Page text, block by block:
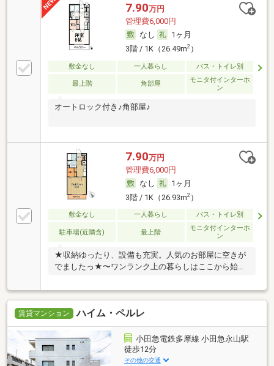
7.90万円
管理費6,000円
なし
1ヶ月
3階 / 1K（26.49m2）
敷金なし 一人暮らし バス・トイレ別
最上階 角部屋
モニタ付インターホ
ン
オートロック付き♪角部屋♪
7.90万円
管理費6,000円
なし
1ヶ月
3階 / 1K（26.93m2）
敷金なし 一人暮らし バス・トイレ別
駐車場(近隣含) 最上階
モニタ付インターホ
ン
★収納ゆったり、設備も充実。人気のお部屋に空きが
でましたっ★〜ワンランク上の暮らしはここから始ま
賃貸マンション ハイム・ペルレ
小田急電鉄多摩線 小田急永山駅
徒歩12分
その他の交通